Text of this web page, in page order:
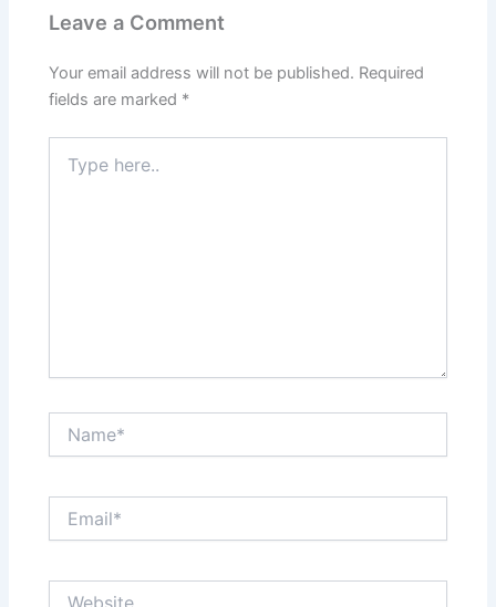
Leave a Comment
Your email address will not be published. Required
fields are marked *
here..